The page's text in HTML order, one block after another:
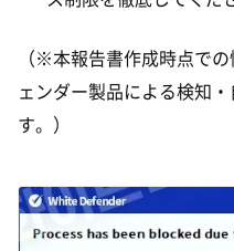
（※本報告書作成時点で
ェンダー製品による検知
す。）